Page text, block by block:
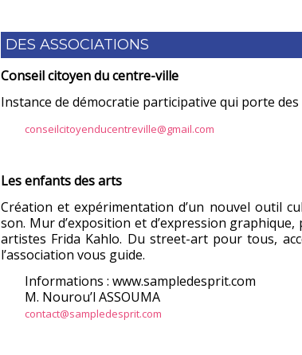
DES ASSOCIATIONS
Conseil citoyen du centre-ville
Instance de démocratie participative qui porte
conseilcitoyenducentreville@gmail.com
Les enfants des arts
Création et expérimentation d’un nouvel outil
son. Mur d’exposition et d’expression
artistes Frida Kahlo. Du street-art pour tous,
l’association vous guide.
Informations : www.sampledesprit.com
M. Nourou’l ASSOUMA
contact@sampledesprit.com